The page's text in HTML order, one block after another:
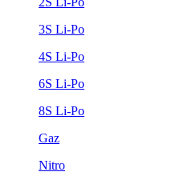
3S Li-Po
4S Li-Po
6S Li-Po
8S Li-Po
Gaz
Nitro